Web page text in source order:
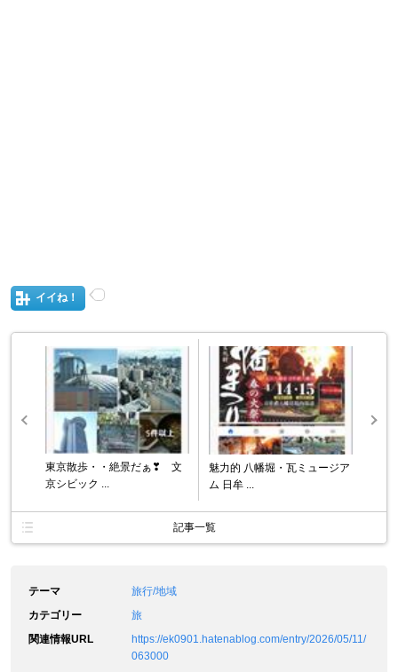
イイね！
東京散歩・・絶景だぁ❣ 文
京シビック ...
魅力的 八幡堀・瓦ミュージア
ム 日牟 ...
記事一覧
テーマ
旅行/地域
カテゴリー
旅
関連情報URL
https://ek0901.hatenablog.com/entry/2026/05/11/
063000